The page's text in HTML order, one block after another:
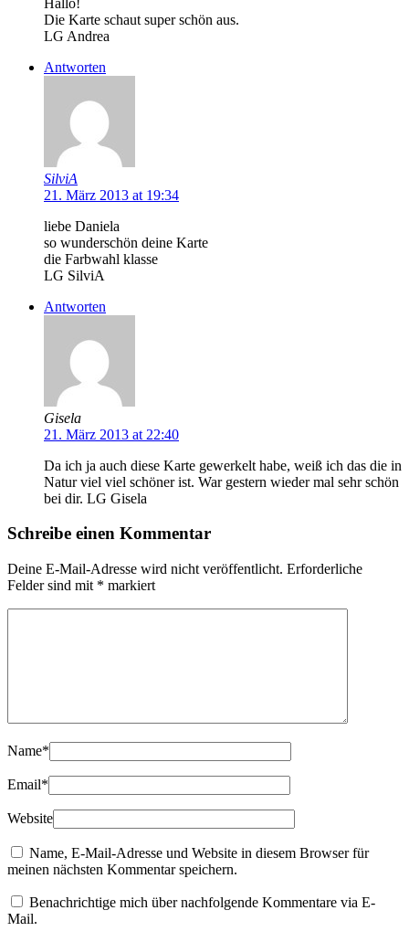
Die Karte schaut super schön aus.
LG Andrea
Antworten
SilviA
21. März 2013 at 19:34
liebe Daniela
so wunderschön deine Karte
die Farbwahl klasse
LG SilviA
Antworten
Gisela
21. März 2013 at 22:40
Da ich ja auch diese Karte gewerkelt habe, weiß ich das die in
Natur viel viel schöner ist. War gestern wieder mal sehr schön
bei dir. LG Gisela
Schreibe einen Kommentar
Deine E-Mail-Adresse wird nicht veröffentlicht. Erforderliche
Felder sind mit * markiert
Name*
Email*
Website
Name, E-Mail-Adresse und Website in diesem Browser für
meinen nächsten Kommentar speichern.
Benachrichtige mich über nachfolgende Kommentare via E-
Mail.